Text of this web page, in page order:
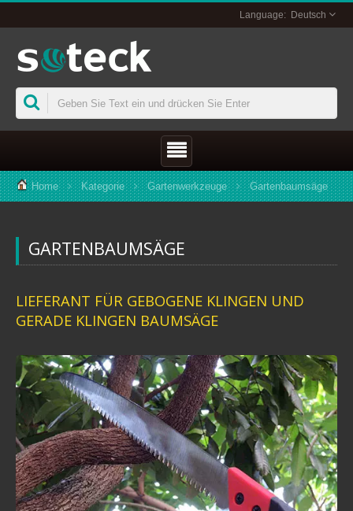
Deutsch
Home Kategorie Gartenwerkzeuge Gartenbaumsäge
GARTENBAUMSÄGE
LIEFERANT FÜR GEBOGENE KLINGEN UND
GERADE KLINGEN BAUMSÄGE